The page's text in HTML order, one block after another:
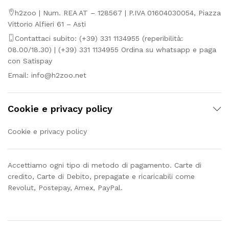
h2zoo | Num. REA AT – 128567 | P.IVA 01604030054, Piazza
Vittorio Alfieri 61 – Asti
Contattaci subito: (+39) 331 1134955 (reperibilità:
08.00/18.30) | (+39) 331 1134955 Ordina su whatsapp e paga
con Satispay
Email: info@h2zoo.net
Cookie e privacy policy
Cookie e privacy policy
Accettiamo ogni tipo di metodo di pagamento. Carte di
credito, Carte di Debito, prepagate e ricaricabili come
Revolut, Postepay, Amex, PayPal.